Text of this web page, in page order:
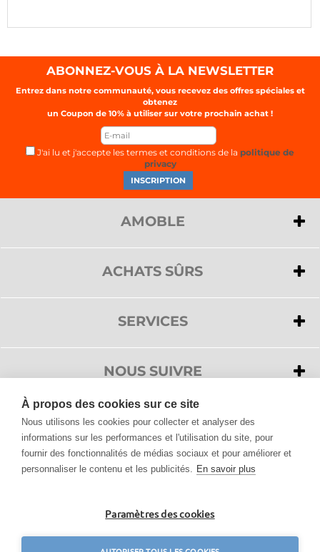
ABONNEZ-VOUS À LA NEWSLETTER
Entrez dans notre communauté, vous recevez des offres spéciales et
obtenez
un Coupon de 10% à utiliser sur votre prochain achat !
J'ai lu et j'accepte les termes et conditions de la politique de
privacy
AMOBLE
>Privacy
ACHATS SÛRS
>Livraison
SERVICES
>Demander un devis
>Accessibilité
NOUS SUIVRE
Tous les produits de Design, vous les trouvez sur Amoble.fr
Mobilier Design, Luminaires, Décorations pour la maison et meubles de jardin.
Nouvelles tendances même pendant le
Black Friday
Luminaires et Décoration.
Tous les prix sont publiés TTC.
À propos des cookies sur ce site
Nous utilisons les cookies pour collecter et analyser des
informations sur les performances et l'utilisation du site, pour
fournir des fonctionnalités de médias sociaux et pour améliorer et
personnaliser le contenu et les publicités. En savoir plus
Paramètres des cookies